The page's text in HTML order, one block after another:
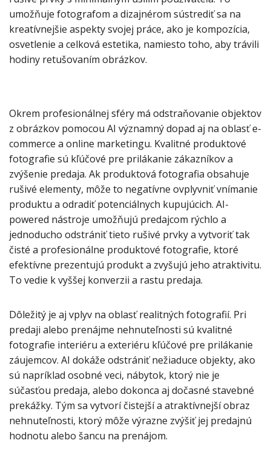
umožňuje fotografom a dizajnérom sústrediť sa na
kreatívnejšie aspekty svojej práce, ako je kompozícia,
osvetlenie a celková estetika, namiesto toho, aby trávili
hodiny retušovaním obrázkov.
Okrem profesionálnej sféry má odstraňovanie objektov
z obrázkov pomocou AI významný dopad aj na oblasť e-
commerce a online marketingu. Kvalitné produktové
fotografie sú kľúčové pre prilákanie zákazníkov a
zvýšenie predaja. Ak produktová fotografia obsahuje
rušivé elementy, môže to negatívne ovplyvniť vnímanie
produktu a odradiť potenciálnych kupujúcich. AI-
powered nástroje umožňujú predajcom rýchlo a
jednoducho odstrániť tieto rušivé prvky a vytvoriť tak
čisté a profesionálne produktové fotografie, ktoré
efektívne prezentujú produkt a zvyšujú jeho atraktivitu.
To vedie k vyššej konverzii a rastu predaja.
Dôležitý je aj vplyv na oblasť realitných fotografií. Pri
predaji alebo prenájme nehnuteľnosti sú kvalitné
fotografie interiéru a exteriéru kľúčové pre prilákanie
záujemcov. AI dokáže odstrániť nežiaduce objekty, ako
sú napríklad osobné veci, nábytok, ktorý nie je
súčasťou predaja, alebo dokonca aj dočasné stavebné
prekážky. Tým sa vytvorí čistejší a atraktívnejší obraz
nehnuteľnosti, ktorý môže výrazne zvýšiť jej predajnú
hodnotu alebo šancu na prenájom.